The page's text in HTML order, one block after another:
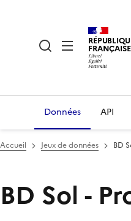
FRANÇAISE
Données API
Accueil Jeux de données BD
BD Sol -